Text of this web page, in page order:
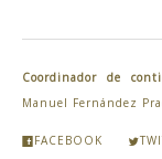
Coordinador de
Manuel Fernández
FACEBOOK